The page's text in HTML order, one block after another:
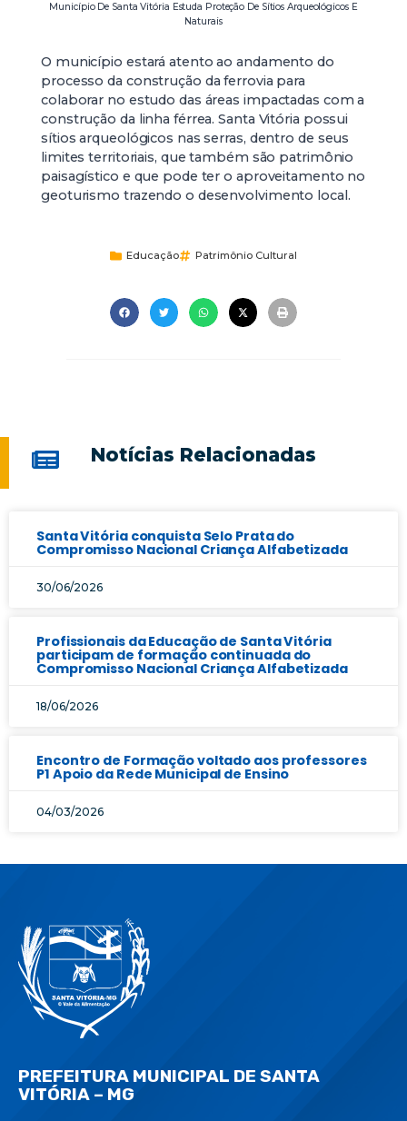
Município De Santa Vitória Estuda Proteção De Sítios Arqueológicos E
Naturais
O município estará atento ao andamento do
processo da construção da ferrovia para
colaborar no estudo das áreas impactadas com a
construção da linha férrea. Santa Vitória possui
sítios arqueológicos nas serras, dentro de seus
limites territoriais, que também são patrimônio
paisagístico e que pode ter o aproveitamento no
geoturismo trazendo o desenvolvimento local.
Educação Patrimônio Cultural
Notícias Relacionadas
Santa Vitória conquista Selo Prata do
Compromisso Nacional Criança Alfabetizada
30/06/2026
Profissionais da Educação de Santa Vitória
participam de formação continuada do
Compromisso Nacional Criança Alfabetizada
18/06/2026
Encontro de Formação voltado aos professores
P1 Apoio da Rede Municipal de Ensino
04/03/2026
PREFEITURA MUNICIPAL DE SANTA
VITÓRIA – MG